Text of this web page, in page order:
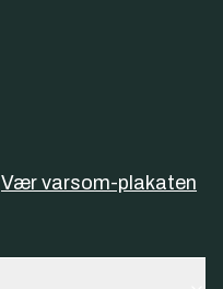
Vær varsom-plakaten